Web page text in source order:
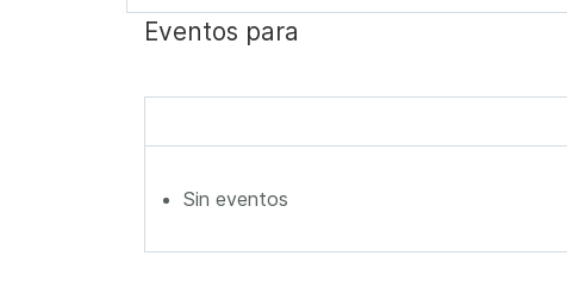
Eventos para
Sin eventos